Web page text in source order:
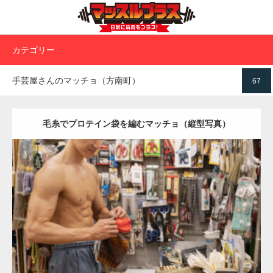
カテゴリー
67
手芸屋さんのマッチョ（方南町）
毛糸でプロテイン袋を編むマッチョ（縦型写真）
Update:2024.06.21
Category: 手芸屋さんのマッチョ（方南町） kaichan
AKIHITO(細マッ
チョ) 肩 腹筋 方南町（東京）
ダウンロード